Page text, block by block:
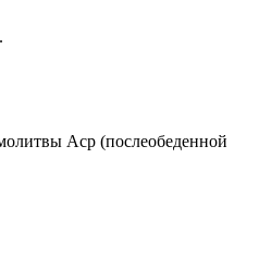
Аср (послеобеденной